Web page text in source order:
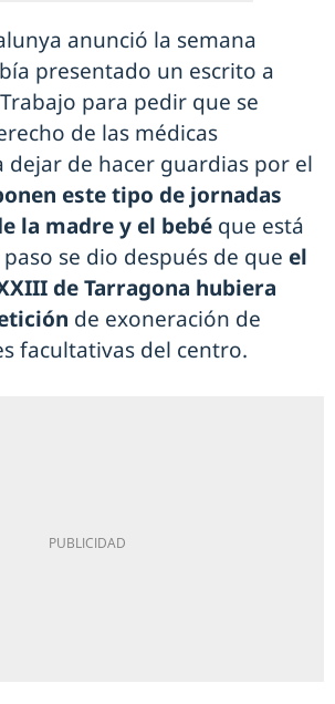
anunció la semana
presentado un escrito a
para pedir que se
de las médicas
dejar de hacer guardias por el
este tipo de jornadas
la madre y el bebé que está
se dio después de que el
de Tarragona hubiera
de exoneración de
facultativas del centro.